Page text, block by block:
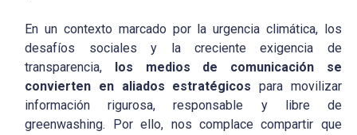
En un contexto marcado por la urgencia climática, los
desafíos sociales y la creciente exigencia de
transparencia, los medios de comunicación se
convierten en aliados estratégicos para movilizar
información rigurosa, responsable y libre de
greenwashing. Por ello, nos complace compartir que